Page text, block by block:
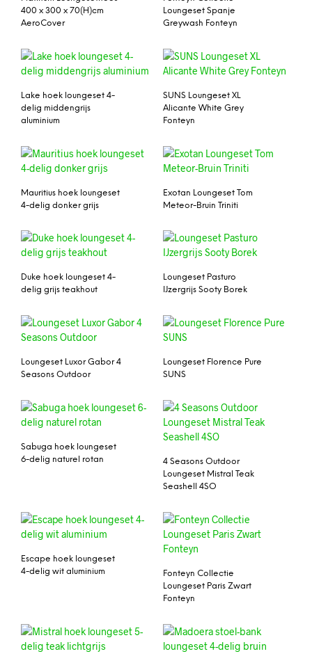
400 x 300 x 70(H)cm
AeroCover
Loungeset Spanje
Greywash Fonteyn
Lake hoek loungeset 4-
delig middengrijs
aluminium
SUNS Loungeset XL
Alicante White Grey
Fonteyn
Mauritius hoek loungeset
4-delig donker grijs
Exotan Loungeset Tom
Meteor-Bruin Triniti
Duke hoek loungeset 4-
delig grijs teakhout
Loungeset Pasturo
IJzergrijs Sooty Borek
Loungeset Luxor Gabor 4
Seasons Outdoor
Loungeset Florence Pure
SUNS
Sabuga hoek loungeset
6-delig naturel rotan
4 Seasons Outdoor
Loungeset Mistral Teak
Seashell 4SO
Escape hoek loungeset
4-delig wit aluminium
Fonteyn Collectie
Loungeset Paris Zwart
Fonteyn